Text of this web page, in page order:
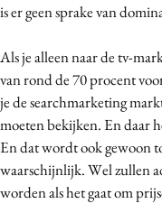
is er geen sprake van
Als je alleen naar de tv-
van rond de 70 procent
je de searchmarketing
moeten bekijken. En daar
En dat wordt ook gewoon
waarschijnlijk. Wel zullen
worden als het gaat om